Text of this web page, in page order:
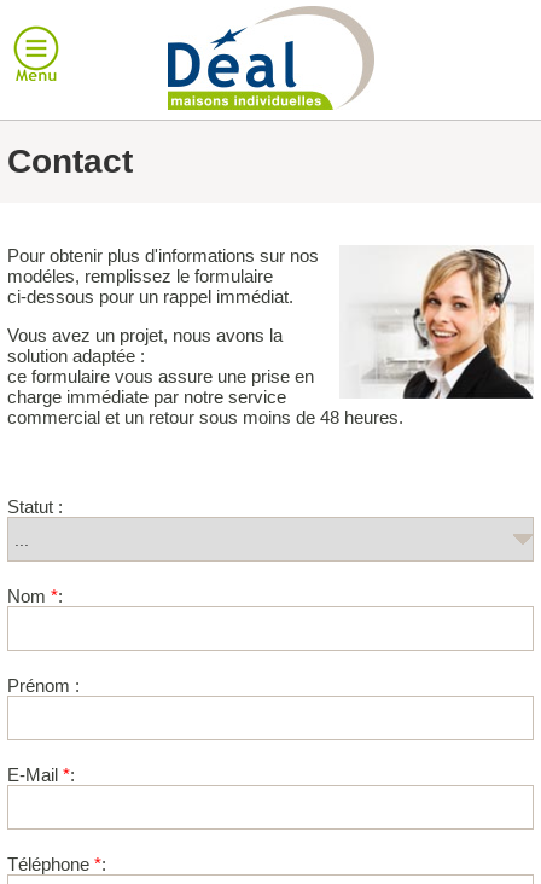
Contact
Pour obtenir plus d'informations sur nos
modéles, remplissez le formulaire
ci-dessous pour un rappel immédiat.
Vous avez un projet, nous avons la
solution adaptée :
ce formulaire vous assure une prise en
charge immédiate par notre service
commercial et un retour sous moins de 48 heures.
Statut :
Nom *:
Prénom :
E-Mail *:
Téléphone *: